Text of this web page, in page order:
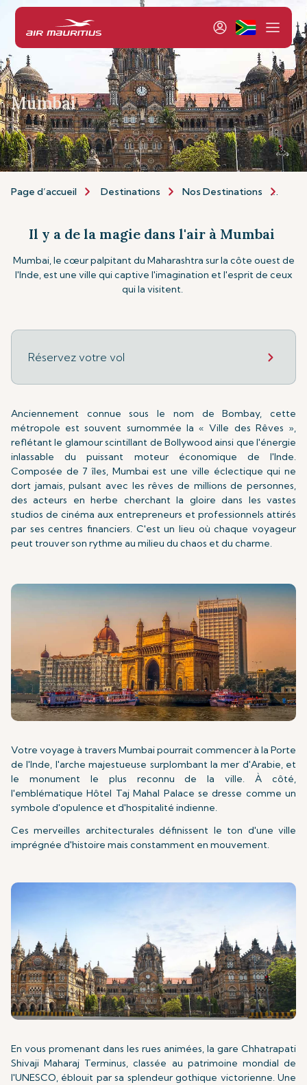
Mumbai
Page d’accueil Destinations Nos Destinations
Il y a de la magie dans l'air à Mumbai
Mumbai, le cœur palpitant du Maharashtra sur la côte ouest de
l'Inde, est une ville qui captive l'imagination et l'esprit de ceux
qui la visitent.
Réservez votre vol
Anciennement connue sous le nom de Bombay, cette
métropole est souvent surnommée la « Ville des Rêves »,
reflétant le glamour scintillant de Bollywood ainsi que l'énergie
inlassable du puissant moteur économique de l'Inde.
Composée de 7 îles, Mumbai est une ville éclectique qui ne
dort jamais, pulsant avec les rêves de millions de personnes,
des acteurs en herbe cherchant la gloire dans les vastes
studios de cinéma aux entrepreneurs et professionnels attirés
par ses centres financiers. C'est un lieu où chaque voyageur
peut trouver son rythme au milieu du chaos et du charme.
Votre voyage à travers Mumbai pourrait commencer à la Porte
de l'Inde, l'arche majestueuse surplombant la mer d'Arabie, et
le monument le plus reconnu de la ville. À côté,
l'emblématique Hôtel Taj Mahal Palace se dresse comme un
symbole d'opulence et d'hospitalité indienne.
Ces merveilles architecturales définissent le ton d'une ville
imprégnée d'histoire mais constamment en mouvement.
En vous promenant dans les rues animées, la gare Chhatrapati
Shivaji Maharaj Terminus, classée au patrimoine mondial de
l'UNESCO, éblouit par sa splendeur gothique victorienne. Une